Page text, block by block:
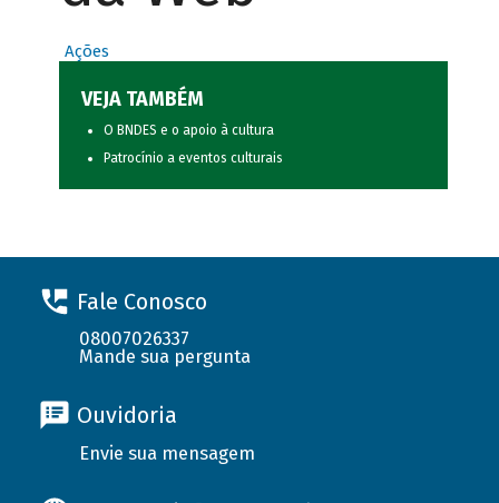
Ações
VEJA TAMBÉM
O BNDES e o apoio à cultura
Patrocínio a eventos culturais
Fale Conosco
08007026337
Mande sua pergunta
Ouvidoria
Envie sua mensagem